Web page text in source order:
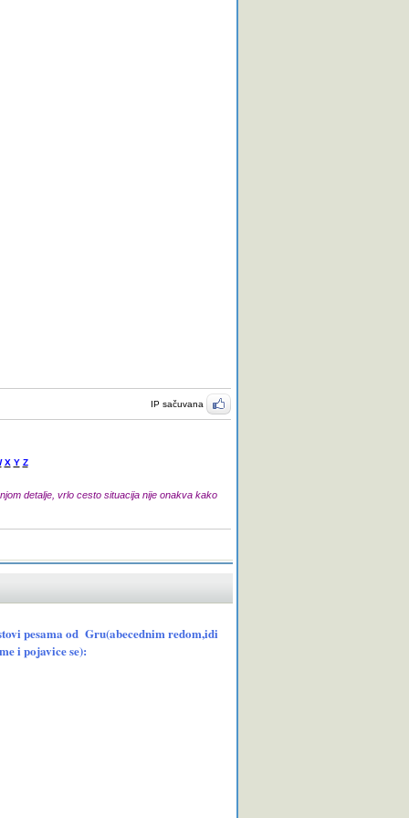
IP sačuvana
X Y Z
detalje, vrlo cesto situacija nije onakva kako
pesama od Gru(abecednim redom,idi
i pojavice se):